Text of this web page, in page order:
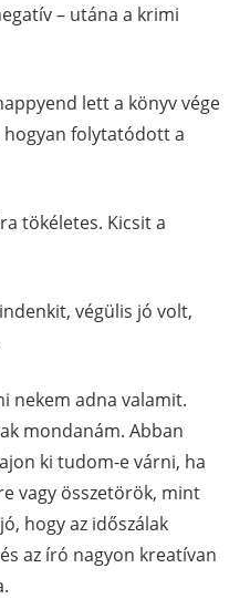
– utána a krimi
lett a könyv vége
hogyan folytatódott a
tökéletes. Kicsit a
végülis jó volt,
nekem adna valamit.
mondanám. Abban
ki tudom-e várni, ha
vagy összetörök, mint
hogy az időszálak
az író nagyon kreatívan